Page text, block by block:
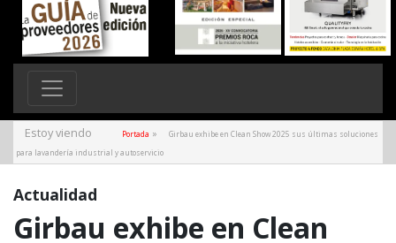
Estoy viendo Portada »
Girbau exhibe en Clean Show 2025 sus últimas soluciones
para lavandería industrial y autoservicio
Actualidad
Girbau exhibe en Clean